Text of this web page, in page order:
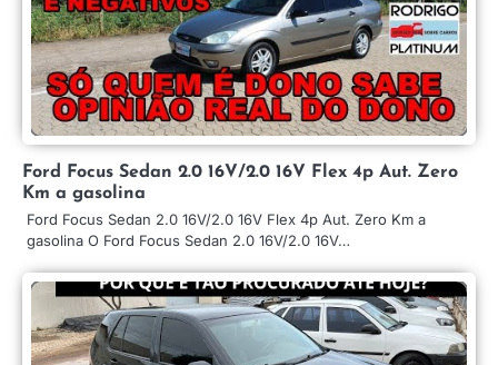
Ford Focus Sedan 2.0 16V/2.0 16V Flex 4p Aut. Zero
Km a gasolina
Ford Focus Sedan 2.0 16V/2.0 16V Flex 4p Aut. Zero Km a
gasolina O Ford Focus Sedan 2.0 16V/2.0 16V…